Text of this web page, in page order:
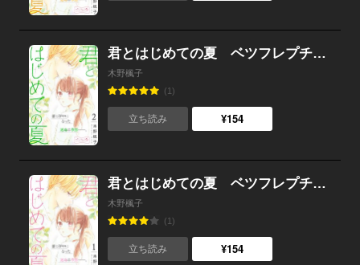
君とはじめての夏 ベツフレプチ （2）
木野楓子
(1)
立ち読み ¥154
君とはじめての夏 ベツフレプチ （1）
木野楓子
(1)
立ち読み ¥154